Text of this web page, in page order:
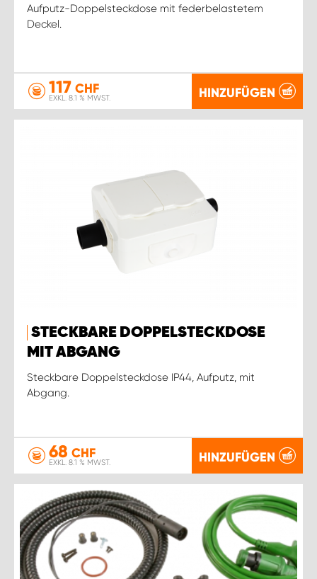
Aufputz-Doppelsteckdose mit federbelastetem
Deckel.
117 CHF
EXKL. 8.1 % MWST. HINZUFÜGEN
STECKBARE DOPPELSTECKDOSE
MIT ABGANG
Steckbare Doppelsteckdose IP44, Aufputz, mit
Abgang.
68 CHF
EXKL. 8.1 % MWST. HINZUFÜGEN